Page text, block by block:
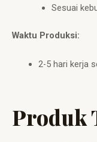
Sesuai
Waktu Produksi:
2-5 hari kerja
Produk